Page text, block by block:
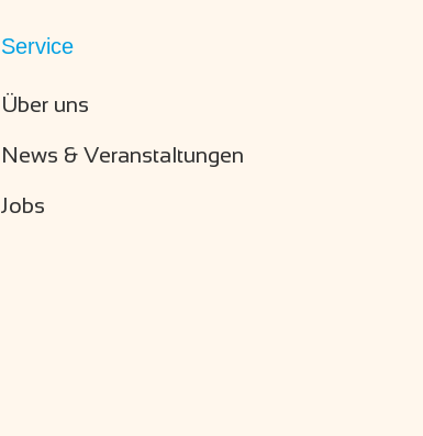
Service
Über uns
News & Veranstaltungen
Jobs